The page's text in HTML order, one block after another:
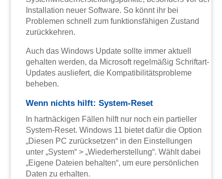
Installation neuer Software. So könnt ihr bei
Problemen schnell zum funktionsfähigen Zustand
zurückkehren.
Auch das Windows Update sollte immer aktuell
gehalten werden, da Microsoft regelmäßig Schriftart-
Updates ausliefert, die Kompatibilitätsprobleme
beheben.
Wenn nichts hilft: System-Reset
In hartnäckigen Fällen hilft nur noch ein partieller
System-Reset. Windows 11 bietet dafür die Option
„Diesen PC zurücksetzen“ in den Einstellungen
unter „System“ > „Wiederherstellung“. Wählt dabei
„Eigene Dateien behalten“, um eure persönlichen
Daten zu erhalten.